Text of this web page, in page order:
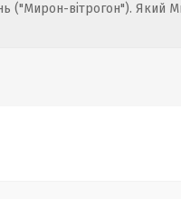
("Мирон-вітрогон"). Який